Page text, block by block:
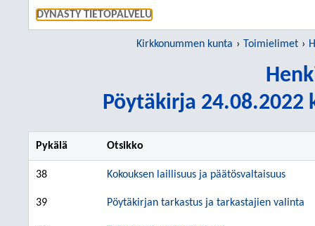
DYNASTY TIETOPALVELU
Kirkkonummen kunta Toimielimet
Pöytäkirja 24.08.2022
Pykälä Otsikko
38 Kokouksen laillisuus ja päätösvaltaisuus
39 Pöytäkirjan tarkastus ja tarkastajien valinta